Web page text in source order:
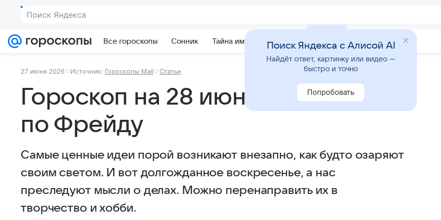
Поиск Яндекса
Все гороскопы Сонник Тайна имени Гадания Приметы
27 июня 2026 Источник: Гороскопы Mail Статьи
Гороскоп на 28 июня: оговорочка
по Фрейду
Самые ценные идеи порой возникают внезапно, как будто озаряют
своим светом. И вот долгожданное воскресенье, а нас
преследуют мысли о делах. Можно перенаправить их в
творчество и хобби.
Поиск Яндекса с Алисой AI
Найдёт ответ, картинку или видео —
быстро и точно
Попробовать